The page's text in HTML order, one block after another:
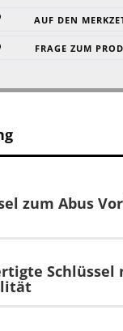
AUF DEN
FRAGE ZUM
zum Abus
Schlüssel